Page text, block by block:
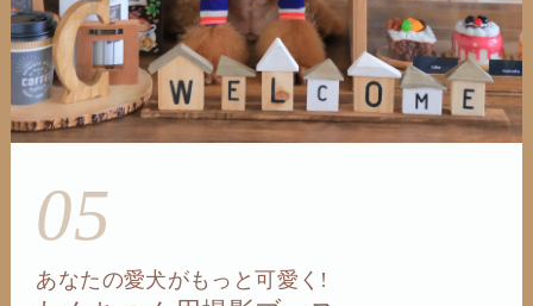
05
あなたの愛犬がもっと可愛く!